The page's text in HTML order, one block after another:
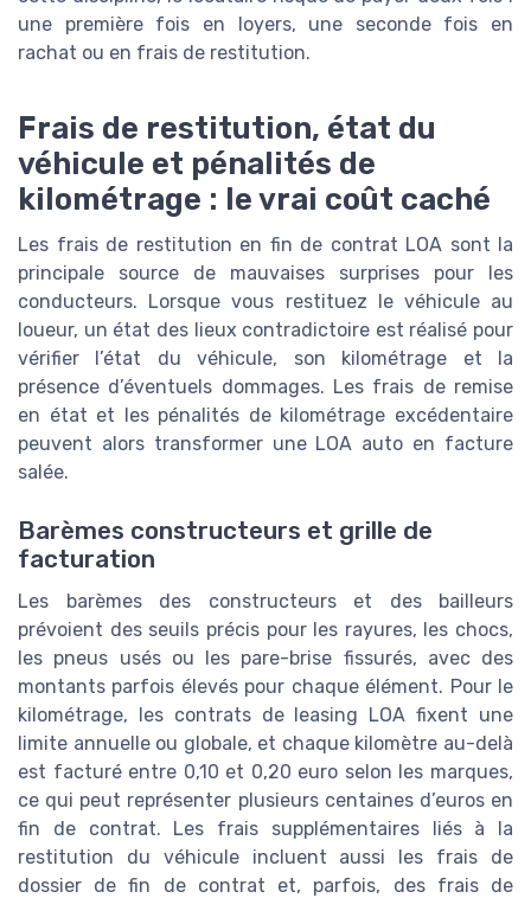
une première fois en loyers, une seconde fois en
rachat ou en frais de restitution.
Frais de restitution, état du
véhicule et pénalités de
kilométrage : le vrai coût caché
Les frais de restitution en fin de contrat LOA sont la
principale source de mauvaises surprises pour les
conducteurs. Lorsque vous restituez le véhicule au
loueur, un état des lieux contradictoire est réalisé pour
vérifier l’état du véhicule, son kilométrage et la
présence d’éventuels dommages. Les frais de remise
en état et les pénalités de kilométrage excédentaire
peuvent alors transformer une LOA auto en facture
salée.
Barèmes constructeurs et grille de
facturation
Les barèmes des constructeurs et des bailleurs
prévoient des seuils précis pour les rayures, les chocs,
les pneus usés ou les pare-brise fissurés, avec des
montants parfois élevés pour chaque élément. Pour le
kilométrage, les contrats de leasing LOA fixent une
limite annuelle ou globale, et chaque kilomètre au-delà
est facturé entre 0,10 et 0,20 euro selon les marques,
ce qui peut représenter plusieurs centaines d’euros en
fin de contrat. Les frais supplémentaires liés à la
restitution du véhicule incluent aussi les frais de
dossier de fin de contrat et, parfois, des frais de